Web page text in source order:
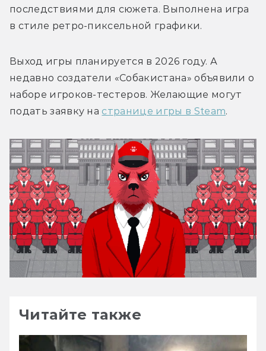
последствиями для сюжета. Выполнена игра
в стиле ретро-пиксельной графики.
Выход игры планируется в 2026 году. А
недавно создатели «Собакистана» объявили о
наборе игроков-тестеров. Желающие могут
подать заявку на странице игры в Steam.
Читайте также